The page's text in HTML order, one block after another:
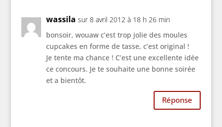
wassila sur 8 avril 2012 à 18 h 26 min
bonsoir, wouaw c’est trop jolie des moules
cupcakes en forme de tasse, c’est original !
Je tente ma chance ! C’est une excellente idée
ce concours. Je te souhaite une bonne soirée
et a bientôt.
Réponse